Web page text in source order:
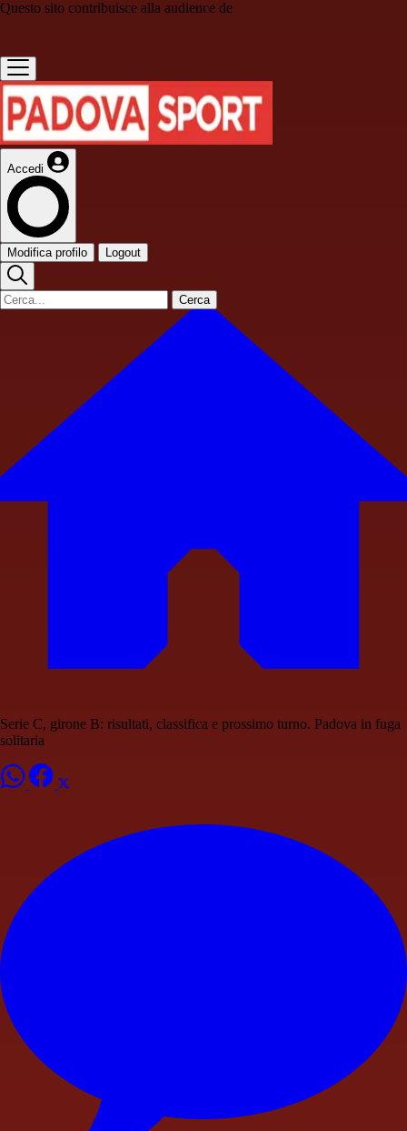
Questo sito contribuisce alla audience de
Accedi
Modifica profilo Logout
Cerca
Serie C, girone B: risultati, classifica e prossimo turno. Padova in fuga
solitaria